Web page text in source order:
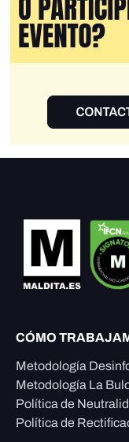
CÓMO
Metodología
Metodología La
Política de
Política de